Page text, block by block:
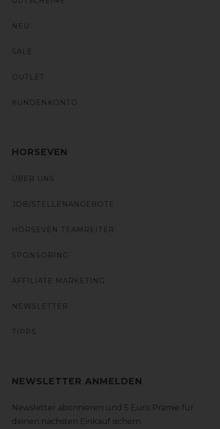
NEU
SALE
OUTLET
KUNDENKONTO
HORSEVEN
ÜBER UNS
JOB/STELLENANGEBOTE
HORSEVEN TEAMREITER
SPONSORING
AFFILIATE MARKETING
NEWSLETTER
TIPPS
NEWSLETTER ANMELDEN
Newsletter abonnieren und 5 Euro Prämie für
deinen nächsten Einkauf sichern